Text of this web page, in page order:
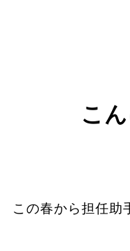
こ
この春から担任助